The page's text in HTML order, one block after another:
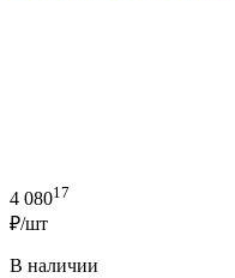
4 08017
₽/шт
В наличии